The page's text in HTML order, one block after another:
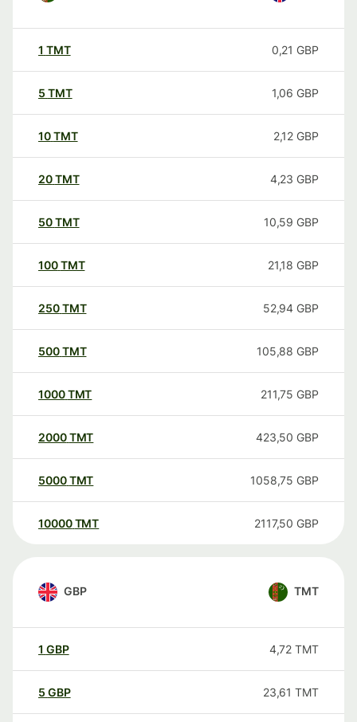
1 TMT 0,21 GBP
5 TMT 1,06 GBP
10TMT 2,12 GBP
20TMT 4,23 GBP
50TMT 10,59 GBP
100TMT 21,18 GBP
250TMT 52,94 GBP
500TMT 105,88 GBP
1000TMT 211,75 GBP
2000TMT 423,50 GBP
5000TMT 1058,75 GBP
10000 TMT 2117,50 GBP
GBP TMT
1 GBP 4,72 TMT
5 GBP 23,61 TMT